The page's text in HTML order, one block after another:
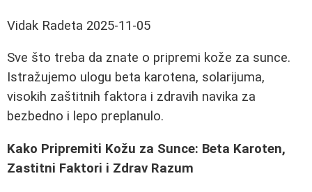
Vidak Radeta 2025-11-05
Sve što treba da znate o pripremi kože za sunce.
Istražujemo ulogu beta karotena, solarijuma,
visokih zaštitnih faktora i zdravih navika za
bezbedno i lepo preplanulo.
Kako Pripremiti Kožu za Sunce: Beta Karoten,
Zastitni Faktori i Zdrav Razum